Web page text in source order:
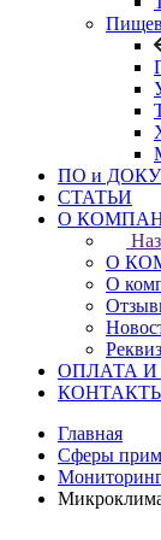
ПО и
СТАТЬИ
О
О
О
ОПЛАТА
Главная
Сферы